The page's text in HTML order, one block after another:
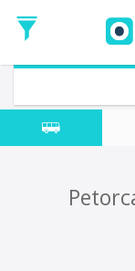
de
Ida
de